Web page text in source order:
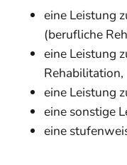
eine Leistung
(berufliche
eine Leistung
Rehabilitation,
eine Leistung
eine sonstige
eine